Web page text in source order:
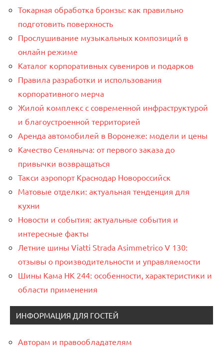
Токарная обработка бронзы: как правильно
подготовить поверхность
Прослушивание музыкальных композиций в
онлайн режиме
Каталог корпоративных сувениров и подарков
Правила разработки и использования
корпоративного мерча
Жилой комплекс с современной инфраструктурой
и благоустроенной территорией
Аренда автомобилей в Воронеже: модели и цены
Качество Семяныча: от первого заказа до
привычки возвращаться
Такси аэропорт Краснодар Новороссийск
Матовые отделки: актуальная тенденция для
кухни
Новости и события: актуальные события и
интересные факты
Летние шины Viatti Strada Asimmetrico V 130:
отзывы о производительности и управляемости
Шины Кама НК 244: особенности, характеристики и
области применения
ИНФОРМАЦИЯ ДЛЯ ГОСТЕЙ
Авторам и правообладателям